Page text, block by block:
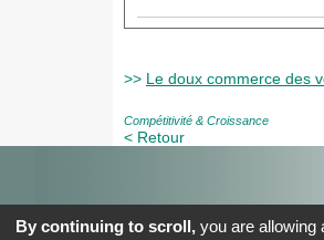
>> Le doux commerce des
Compétitivité & Croissance
< Retour
Mentions légales| Le blog du CEPII, ISSN:
By continuing to scroll,you are allowing